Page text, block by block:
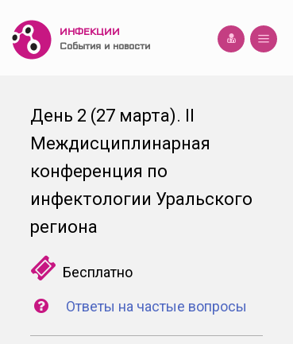
ИНФЕКЦИИ
События и новости
День 2 (27 марта). II
Междисциплинарная
конференция по
инфектологии Уральского
региона
Бесплатно
Ответы на частые вопросы